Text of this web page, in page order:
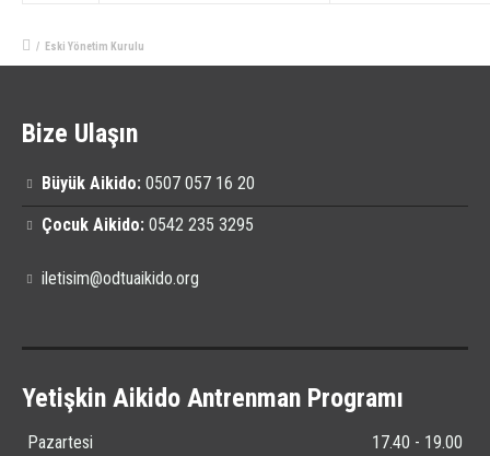
/ Eski Yönetim Kurulu
Bize Ulaşın
Büyük Aikido: 0507 057 16 20
Çocuk Aikido: 0542 235 3295
iletisim@odtuaikido.org
Yetişkin Aikido Antrenman Programı
Pazartesi 17.40 - 19.00